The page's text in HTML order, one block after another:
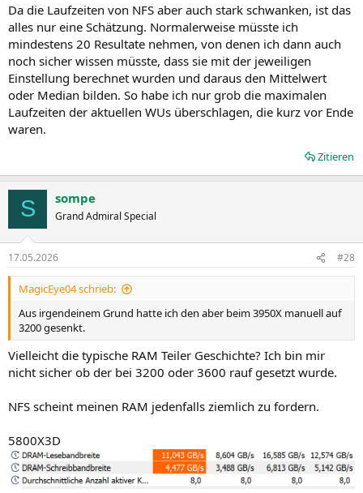
Da die Laufzeiten von NFS aber auch stark schwanken, ist das
alles nur eine Schätzung. Normalerweise müsste ich
mindestens 20 Resultate nehmen, von denen ich dann auch
noch sicher wissen müsste, dass sie mit der jeweiligen
Einstellung berechnet wurden und daraus den Mittelwert
oder Median bilden. So habe ich nur grob die maximalen
Laufzeiten der aktuellen WUs überschlagen, die kurz vor Ende
waren.
Zitieren
S sompe
Grand Admiral Special
17.05.2026 #28
MagicEye04 schrieb:
Aus irgendeinem Grund hatte ich den aber beim 3950X manuell auf
3200 gesenkt.
Vielleicht die typische RAM Teiler Geschichte? Ich bin mir
nicht sicher ob der bei 3200 oder 3600 rauf gesetzt wurde.
NFS scheint meinen RAM jedenfalls ziemlich zu fordern.
5800X3D